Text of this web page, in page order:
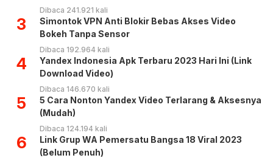
Dibaca 241.921 kali
3
Simontok VPN Anti Blokir Bebas Akses Video
Bokeh Tanpa Sensor
Dibaca 192.964 kali
4
Yandex Indonesia Apk Terbaru 2023 Hari Ini (Link
Download Video)
Dibaca 146.670 kali
5
5 Cara Nonton Yandex Video Terlarang & Aksesnya
(Mudah)
Dibaca 124.194 kali
6
Link Grup WA Pemersatu Bangsa 18 Viral 2023
(Belum Penuh)